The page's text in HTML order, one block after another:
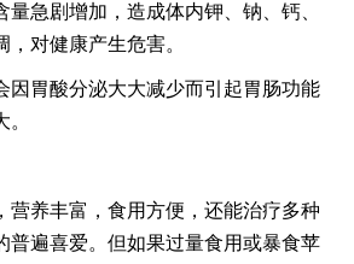
量急剧增加，造成体内钾、钠、钙、
对健康产生危害。
因胃酸分泌大大减少而引起胃肠功能
营养丰富，食用方便，还能治疗多种
普遍喜爱。但如果过量食用或暴食苹